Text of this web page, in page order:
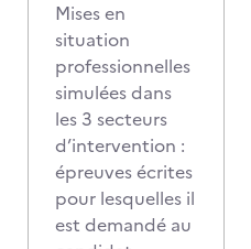
Mises en
situation
professionnelles
simulées dans
les 3 secteurs
d’intervention :
épreuves écrites
pour lesquelles il
est demandé au